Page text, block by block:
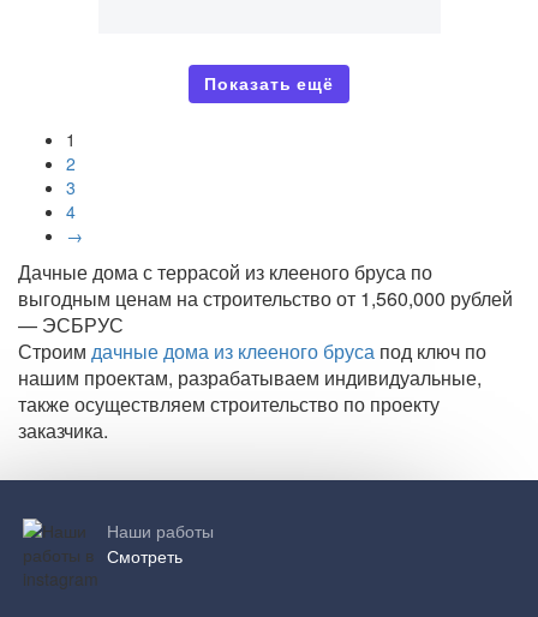
Показать ещё
1
2
3
4
→
Дачные дома с террасой из клееного бруса по
выгодным ценам на строительство от 1,560,000 рублей
— ЭСБРУС
Строим дачные дома из клееного бруса под ключ по
нашим проектам, разрабатываем индивидуальные,
также осуществляем строительство по проекту
заказчика.
Наши работы
Смотреть